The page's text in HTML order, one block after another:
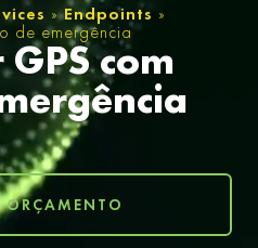
»Endpoints »
de emergência
com